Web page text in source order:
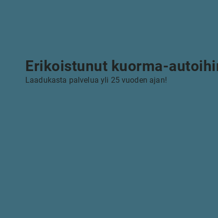
Erikoistunut kuorma-
Laadukasta palvelua yli 25 vuoden ajan!